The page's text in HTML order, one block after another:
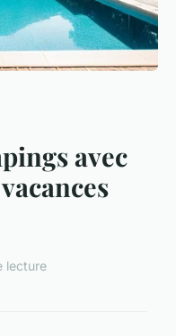
avec
lecture